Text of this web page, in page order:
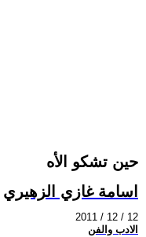
حين تشكو الأه
اسامة غازي الزهيري
2011 / 12 / 12
الادب والفن